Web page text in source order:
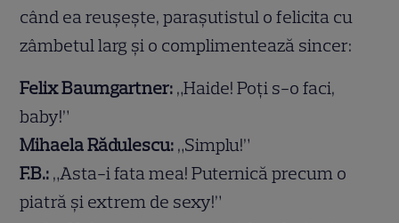
când ea reușește, parașutistul o felicita cu
zâmbetul larg și o complimentează sincer:
Felix Baumgartner: „Haide! Poți s-o faci,
baby!”
Mihaela Rădulescu: „Simplu!”
F.B.: „Asta-i fata mea! Puternică precum o
piatră și extrem de sexy!”